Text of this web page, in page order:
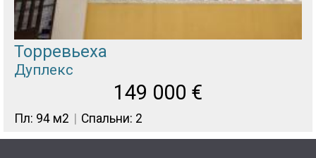
Торревьеха
Дуплекс
149 000 €
Пл: 94 м2 Спальни: 2